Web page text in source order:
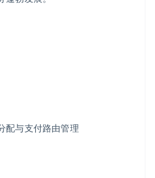
配与支付路由管理